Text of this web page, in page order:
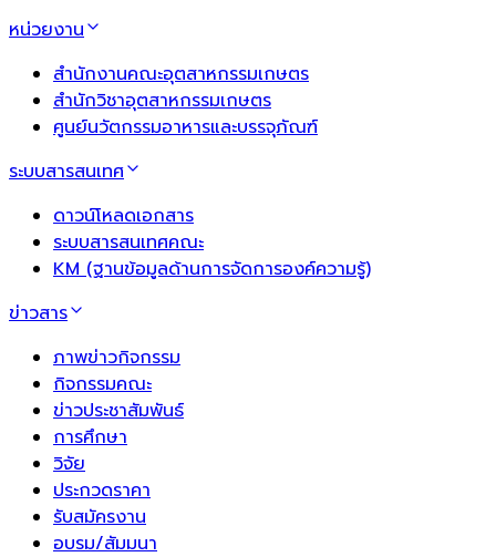
หน่วยงาน
สำนักงานคณะอุตสาหกรรมเกษตร
สำนักวิชาอุตสาหกรรมเกษตร
ศูนย์นวัตกรรมอาหารและบรรจุภัณฑ์
ระบบสารสนเทศ
ดาวน์โหลดเอกสาร
ระบบสารสนเทศคณะ
KM (ฐานข้อมูลด้านการจัดการองค์ความรู้)
ข่าวสาร
ภาพข่าวกิจกรรม
กิจกรรมคณะ
ข่าวประชาสัมพันธ์
การศึกษา
วิจัย
ประกวดราคา
รับสมัครงาน
อบรม/สัมมนา